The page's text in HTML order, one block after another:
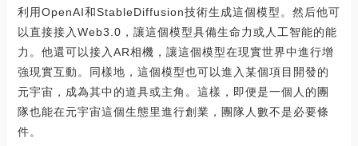
利用OpenAI和StableDiffusion技術生成這個模型。然后他可
以直接接入Web3.0，讓這個模型具備生命力或人工智能的能
力。他還可以接入AR相機，讓這個模型在現實世界中進行增
強現實互動。同樣地，這個模型也可以進入某個項目開發的
元宇宙，成為其中的道具或主角。這樣，即便是一個人的團
隊也能在元宇宙這個生態里進行創業，團隊人數不是必要條
件。